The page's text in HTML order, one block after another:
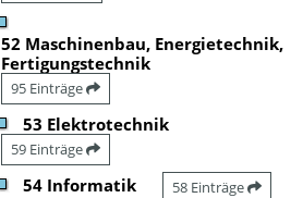
52 Maschinenbau, Energietechnik,
Fertigungstechnik
95 Einträge
53 Elektrotechnik
59 Einträge
54 Informatik 58 Einträge